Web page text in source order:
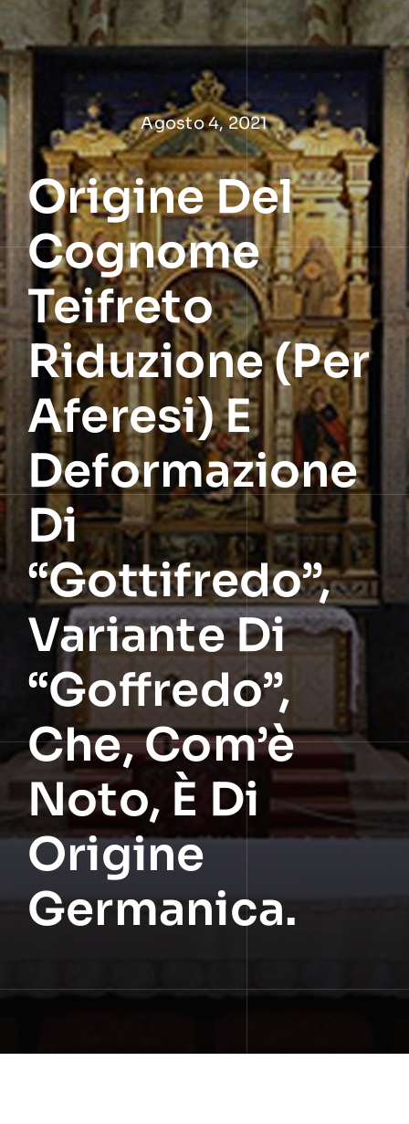
contenuto
Agosto 4, 2021
Origine Del
Cognome
Teifreto
Riduzione (per
Aferesi) E
Deformazione
Di
“Gottifredo”,
Variante Di
“Goffredo”,
Che, Com’è
Noto, È Di
Origine
Germanica.